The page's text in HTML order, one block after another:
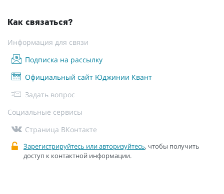
Как связаться?
Информация для связи
Подписка на рассылку
Официальный сайт Юджинии Квант
Задать вопрос
Социальные сервисы
Страница ВКонтакте
Зарегистрируйтесь или авторизуйтесь, чтобы получить
доступ к контактной информации.